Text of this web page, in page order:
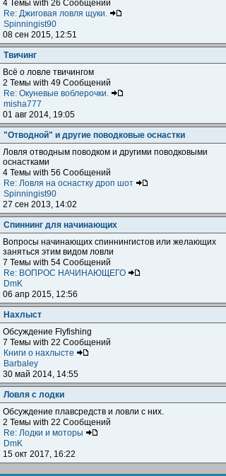
4 Темы with 26 Сообщений
Re: Джиговая ловля щуки.
Spinningist90
08 сен 2015, 12:51
Твичинг
Всё о ловле твичингом
2 Темы with 49 Сообщений
Re: Окуневые воблерочки.
misha777
01 авг 2014, 19:05
"Отводной" и другие поводковые оснастки
Ловля отводным поводком и другими поводковыми
оснастками
4 Темы with 56 Сообщений
Re: Ловля на оснастку дроп шот
Spinningist90
27 сен 2013, 14:02
Спиннинг для начинающих
Вопросы начинающих спиннингистов или желающих
заняться этим видом ловли
7 Темы with 54 Сообщений
Re: ВОПРОС НАЧИНАЮЩЕГО
DmK
06 апр 2015, 12:56
Нахлыст
Обсуждение Flyfishing
7 Темы with 22 Сообщений
Книги о нахлысте
Barbaley
30 май 2014, 14:55
Ловля с лодки
Обсуждение плавсредств и ловли с них.
2 Темы with 22 Сообщений
Re: Лодки и моторы
DmK
15 окт 2017, 16:22